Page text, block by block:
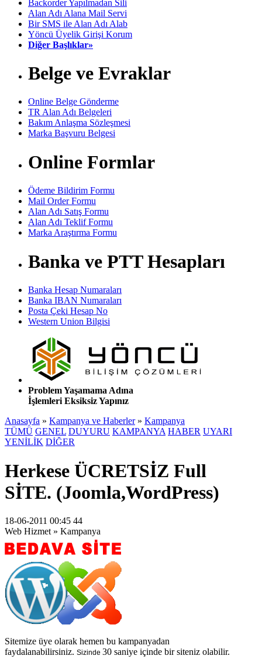
Backorder Yapılmadan Sili
Alan Adı Alana Mail Servi
Bir SMS ile Alan Adı Alab
Yöncü Üyelik Girişi Korum
Diğer Başlıklar»
Belge ve Evraklar
Online Belge Gönderme
TR Alan Adı Belgeleri
Bakım Anlaşma Sözleşmesi
Marka Başvuru Belgesi
Online Formlar
Ödeme Bildirim Formu
Mail Order Formu
Alan Adı Satış Formu
Alan Adı Teklif Formu
Marka Araştırma Formu
Banka ve PTT Hesapları
Banka Hesap Numaraları
Banka IBAN Numaraları
Posta Çeki Hesap No
Western Union Bilgisi
Problem Yaşamama Adına
İşlemleri Eksiksiz Yapınız
Anasayfa » Kampanya ve Haberler» Kampanya
TÜMÜ GENEL DUYURU KAMPANYA HABER UYARI
YENİLİK DİĞER
Herkese ÜCRETSİZ Full
SİTE. (Joomla,WordPress)
18-06-2011 00:45 44
Web Hizmet » Kampanya
Sitemize üye olarak hemen bu kampanyadan
faydalanabilirsiniz. Sizinde 30 saniye içinde bir siteniz olabilir.